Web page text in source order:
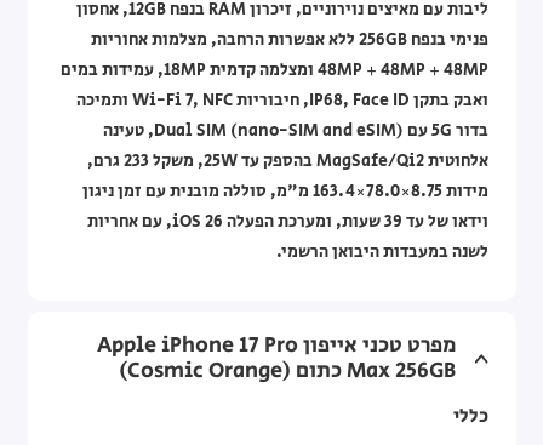
ליבות עם מאיצים נוירוניים, זיכרון RAM בנפח 12GB, אחסון
פנימי בנפח 256GB ללא אפשרות הרחבה, מצלמות אחוריות
48MP + 48MP + 48MP ומצלמה קדמית 18MP, עמידות במים
ואבק בתקן IP68, Face ID, חיבוריות Wi-Fi 7, NFC ותמיכה
בדור 5G עם Dual SIM (nano-SIM and eSIM), טעינה
אלחוטית MagSafe/Qi2 בהספק עד 25W, משקל 233 גרם,
מידות ‎163.4×78.0×8.75 מ"מ, סוללה מובנית עם זמן ניגון
וידאו של עד 39 שעות, ומערכת הפעלה iOS 26, עם אחריות
לשנה במעבדות היבואן הרשמי.
מפרט טכני אייפון Apple iPhone 17 Pro
Max ‎256GB כתום (Cosmic Orange)
כללי